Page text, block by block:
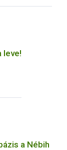
leve!
a Nébih